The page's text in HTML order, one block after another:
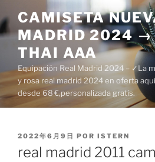
al
contenido
CAMISETA
MADRID 2024 →
THAI AAA
Equipación Real Madrid 2024 – ✓La
y rosa real madrid 2024 en oferta
desde 68 €,personalizada gratis.
PUBLICADO
2022年6月9日 POR ISTERN
real madrid 2011